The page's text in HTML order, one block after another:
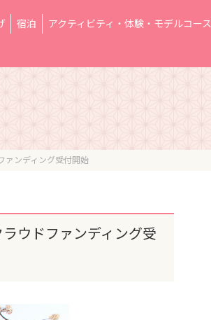
宿泊
アクティビティ・体験・モデルコース
ァンディング受付開始
ウドファンディング受